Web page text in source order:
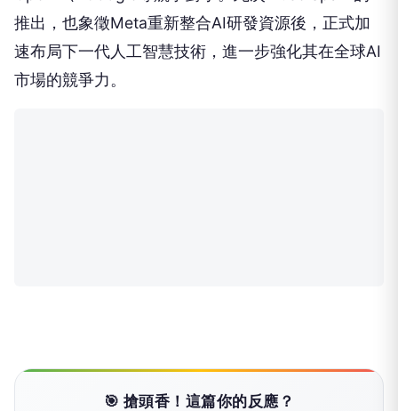
推出，也象徵Meta重新整合AI研發資源後，正式加
速布局下一代人工智慧技術，進一步強化其在全球AI
市場的競爭力。
🎯 搶頭香！這篇你的反應？